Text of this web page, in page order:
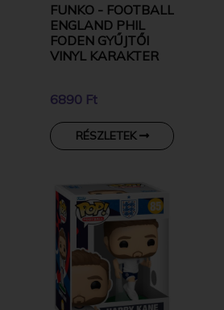
FUNKO - FOOTBALL
ENGLAND PHIL
FODEN GYŰJTŐI
VINYL KARAKTER
6890 Ft
RÉSZLETEK